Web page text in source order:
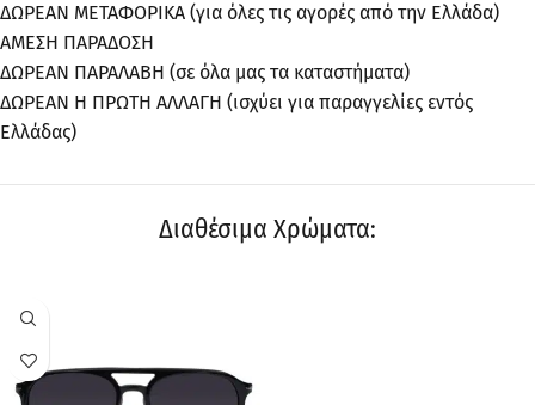
ΔΩΡΕΑΝ ΜΕΤΑΦΟΡΙΚΑ (για όλες τις αγορές από την Ελλάδα)
ΑΜΕΣΗ ΠΑΡΑΔΟΣΗ
ΔΩΡΕΑΝ ΠΑΡΑΛΑΒΗ (σε όλα μας τα καταστήματα)
ΔΩΡΕΑΝ Η ΠΡΩΤΗ ΑΛΛΑΓΗ (ισχύει για παραγγελίες εντός
Ελλάδας)
Διαθέσιμα Χρώματα: